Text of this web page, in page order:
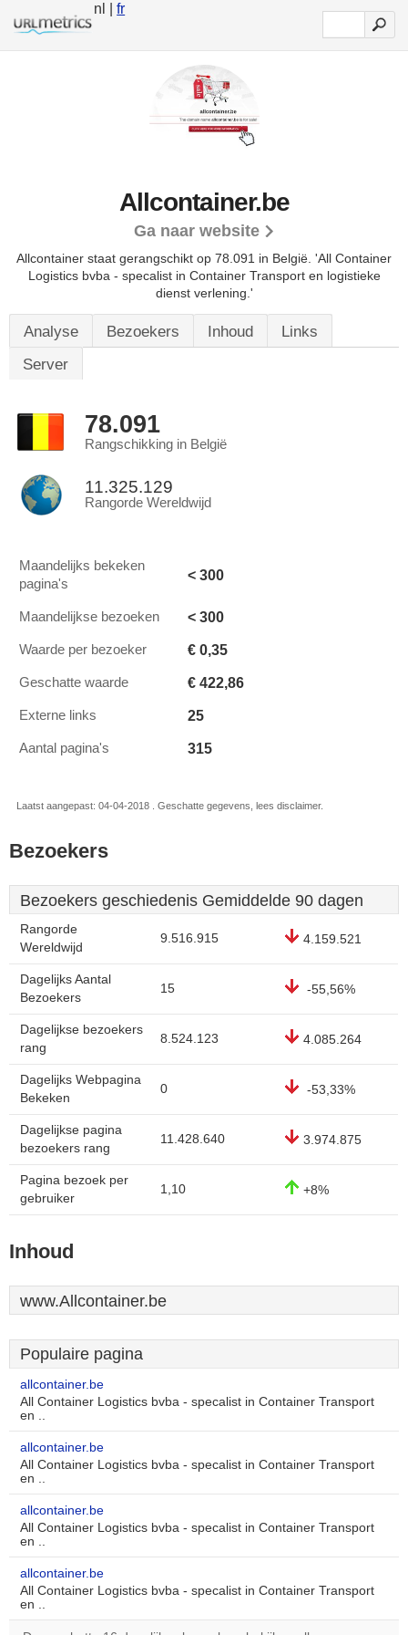
nl |fr
Allcontainer.be
Ga naar website
Allcontainer staat gerangschikt op 78.091 in België. 'All Container
Logistics bvba - specalist in Container Transport en logistieke
dienst verlening.'
Analyse Bezoekers Inhoud
Links
Server
78.091
Rangschikking in België
11.325.129
Rangorde Wereldwijd
Maandelijks bekeken
pagina's
< 300
Maandelijkse bezoeken < 300
Waarde per bezoeker € 0,35
Geschatte waarde € 422,86
Externe links 25
Aantal pagina's 315
Laatst aangepast: 04-04-2018 . Geschatte gegevens, lees disclaimer.
Bezoekers
Bezoekers geschiedenis Gemiddelde 90 dagen
Rangorde
Wereldwijd
9.516.915 4.159.521
Dagelijks Aantal
Bezoekers
15 -55,56%
Dagelijkse bezoekers
rang
8.524.123 4.085.264
Dagelijks Webpagina
Bekeken
0 -53,33%
Dagelijkse pagina
bezoekers rang
11.428.640 3.974.875
Pagina bezoek per
gebruiker
1,10 +8%
Inhoud
www.Allcontainer.be
Populaire pagina
allcontainer.be
All Container Logistics bvba - specalist in Container Transport
en ..
allcontainer.be
All Container Logistics bvba - specalist in Container Transport
en ..
allcontainer.be
All Container Logistics bvba - specalist in Container Transport
en ..
allcontainer.be
All Container Logistics bvba - specalist in Container Transport
en ..